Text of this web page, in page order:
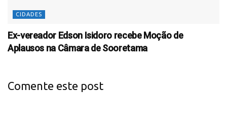
CIDADES
Ex-vereador Edson Isidoro recebe Moção de
Aplausos na Câmara de Sooretama
Comente este post